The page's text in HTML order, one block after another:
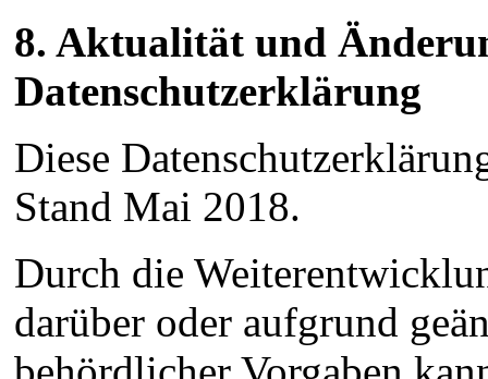
8. Aktualität und
Datenschutzerklärung
Diese
Stand Mai 2018.
Durch die
darüber oder aufgrund